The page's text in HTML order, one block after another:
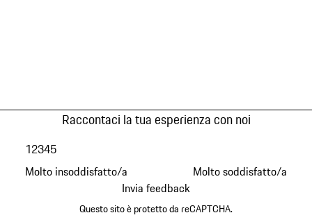
Raccontaci la tua esperienza con noi
Molto insoddisfatto/a
12345
Molto soddisfatto/a
Invia feedback
Questo sito è protetto da reCAPTCHA.